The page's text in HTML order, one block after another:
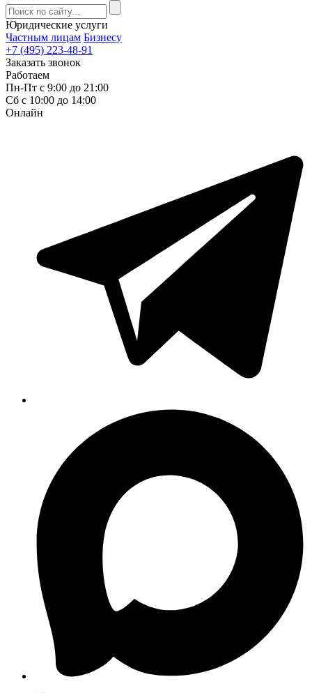
Юридические услуги
Частным лицам Бизнесу
+7 (495) 223-48-91
Заказать звонок
Работаем
Пн-Пт с 9:00 до 21:00
Сб с 10:00 до 14:00
Онлайн